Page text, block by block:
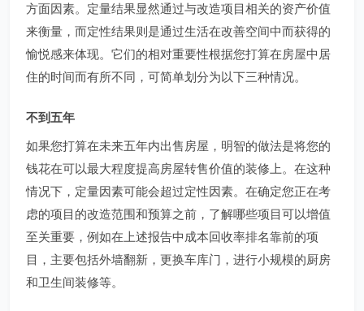
方面因素。定量结果显然通过与改造项目相关的资产价值
来衡量，而定性结果则是通过生活在改善空间中而获得的
愉悦感来体现。它们的相对重要性根据您打算在房屋中居
住的时间而有所不同，可简单划分为以下三种情况。
不到五年
如果您打算在未来五年内出售房屋，明智的做法是将您的
钱花在可以最大程度提高房屋转售价值的装修上。在这种
情况下，定量因素可能会超过定性因素。在确定您正在考
虑的项目的改造范围和预算之前，了解哪些项目可以增值
至关重要，例如在上述报告中成本回收率排名靠前的项
目，主要包括外墙翻新，更换车库门，进行小规模的厨房
和卫生间装修等。